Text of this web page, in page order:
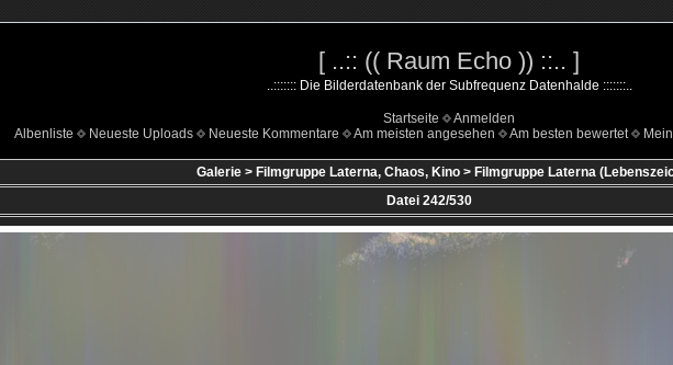
[ ..:: (( Raum Echo )) ::.. ]
..::::::: Die Bilderdatenbank der Subfrequenz Datenhalde :::::::..
Startseite
Anmelden
Albenliste
Neueste Uploads Neueste Kommentare Am meisten angesehen Am besten bewertet
Galerie> Filmgruppe Laterna, Chaos, Kino> Filmgruppe Laterna
Datei 242/530